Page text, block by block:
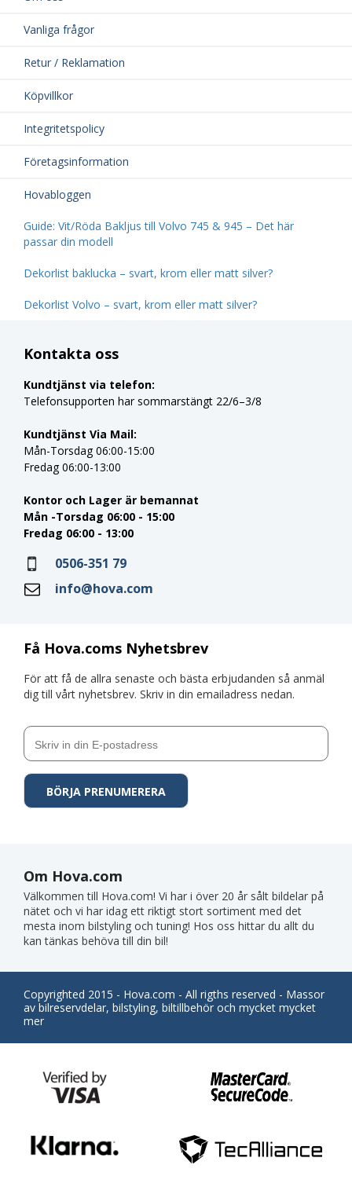
Vanliga frågor
Retur / Reklamation
Köpvillkor
Integritetspolicy
Företagsinformation
Hovabloggen
Guide: Vit/Röda Bakljus till Volvo 745 & 945 – Det här
passar din modell
Dekorlist baklucka – svart, krom eller matt silver?
Dekorlist Volvo – svart, krom eller matt silver?
Få Hova.coms Nyhetsbrev
För att få de allra senaste och bästa erbjudanden så anmäl
dig till vårt nyhetsbrev. Skriv in din emailadress nedan.
Kontakta oss
Kundtjänst via telefon:
Telefonsupporten har sommarstängt 22/6–3/8
Kundtjänst Via Mail:
Mån-Torsdag 06:00-15:00
Fredag 06:00-13:00
Kontor och Lager är bemannat
Mån -Torsdag 06:00 - 15:00
Fredag 06:00 - 13:00
0506-351 79
info@hova.com
Om Hova.com
Välkommen till Hova.com! Vi har i över 20 år sålt bildelar på
nätet och vi har idag ett riktigt stort sortiment med det
mesta inom bilstyling och tuning! Hos oss hittar du allt du
kan tänkas behöva till din bil!
Copyrighted 2015 - Hova.com - All rigths reserved - Massor
av bilreservdelar, bilstyling, biltillbehör och mycket mycket
mer